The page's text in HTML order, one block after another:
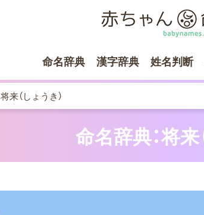
命名辞典 漢字辞典 姓名判断
将来（しょうき）
命名辞典：将来